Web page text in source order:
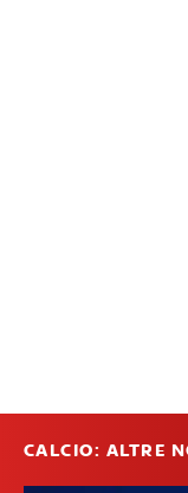
CALCIO: ALTRE